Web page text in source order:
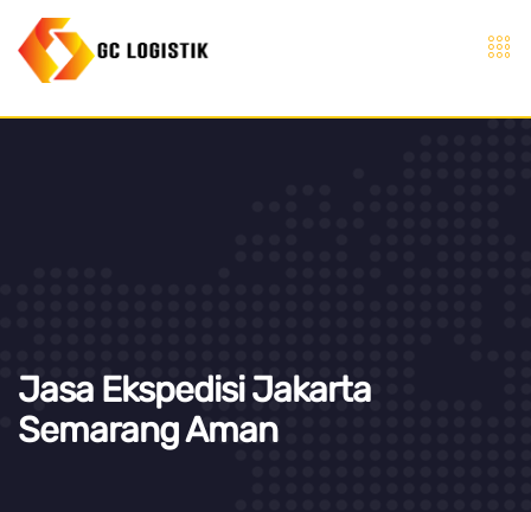
Jasa Ekspedisi Jakarta
Semarang Aman